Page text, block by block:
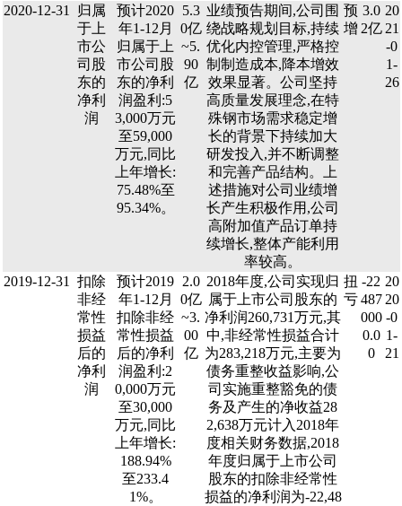
2020-12-31
归属
于上
市公
司股
东的
净利
润
预计2020
年1-12月
归属于上
市公司股
东的净利
润盈利:5
3,000万元
至59,000
万元,同比
上年增长:
75.48%至
95.34%。
5.3
0亿
~5.
90
亿
业绩预告期间,公司围
绕战略规划目标,持续
优化内控管理,严格控
制制造成本,降本增效
效果显著。公司坚持
高质量发展理念,在特
殊钢市场需求稳定增
长的背景下持续加大
研发投入,并不断调整
和完善产品结构。上
述措施对公司业绩增
长产生积极作用,公司
高附加值产品订单持
续增长,整体产能利用
率较高。
预
增
3.0
2亿
20
21
-0
1-
26
2019-12-31
扣除
非经
常性
损益
后的
净利
润
预计2019
年1-12月
扣除非经
常性损益
后的净利
润盈利:2
0,000万元
至30,000
万元,同比
上年增长:
188.94%
至233.4
1%。
2.0
0亿
~3.
00
亿
2018年度,公司实现归
属于上市公司股东的
净利润260,731万元,其
中,非经常性损益合计
为283,218万元,主要为
债务重整收益影响,公
司实施重整豁免的债
务及产生的净收益28
2,638万元计入2018年
度相关财务数据,2018
年度归属于上市公司
股东的扣除非经常性
损益的净利润为-22,48
扭
亏
-22
487
000
0.0
0
20
20
-0
1-
21